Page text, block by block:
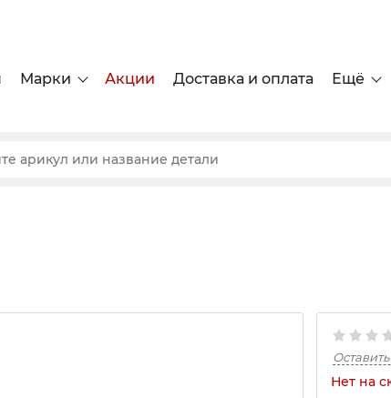
Марки Акции Доставка и оплата Ещё
Нет на